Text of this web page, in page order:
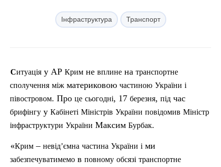
Інфраструктура Транспорт
Ситуація у АР Крим не вплине на транспортне
сполучення між материковою частиною України і
півостровом. Про це сьогодні, 17 березня, під час
брифінгу у Кабінеті Міністрів України повідомив Міністр
інфраструктури України Максим Бурбак.
«Крим – невід’ємна частина України і ми
забезпечуватимемо в повному обсязі транспортне